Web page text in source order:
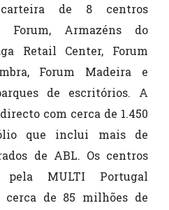
de 8 centros
Forum, Armazéns do
Retail Center, Forum
Forum Madeira e
de escritórios. A
com cerca de 1.450
que inclui mais de
de ABL. Os centros
pela MULTI Portugal
cerca de 85 milhões de